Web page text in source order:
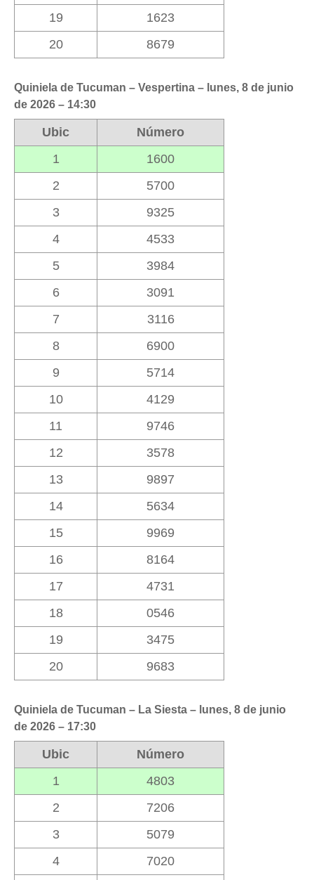
19
1623
20
8679
Quiniela de Tucuman – Vespertina – lunes, 8 de junio
de 2026 – 14:30
Ubic
Número
1
1600
2
5700
3
9325
4
4533
5
3984
6
3091
7
3116
8
6900
9
5714
10
4129
11
9746
12
3578
13
9897
14
5634
15
9969
16
8164
17
4731
18
0546
19
3475
20
9683
Quiniela de Tucuman – La Siesta – lunes, 8 de junio
de 2026 – 17:30
Ubic
Número
1
4803
2
7206
3
5079
4
7020